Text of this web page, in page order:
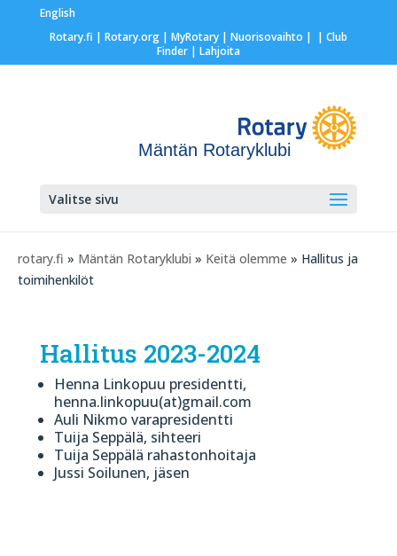
English
Rotary.fi | Rotary.org| MyRotary | Nuorisovaihto | | Club
Finder| Lahjoita
Mäntän Rotaryklubi
Valitse sivu
rotary.fi » Mäntän Rotaryklubi » Keitä olemme » Hallitus ja
toimihenkilöt
Hallitus 2023-2024
Henna Linkopuu presidentti,
henna.linkopuu(at)gmail.com
Auli Nikmo varapresidentti
Tuija Seppälä, sihteeri
Tuija Seppälä rahastonhoitaja
Jussi Soilunen, jäsen